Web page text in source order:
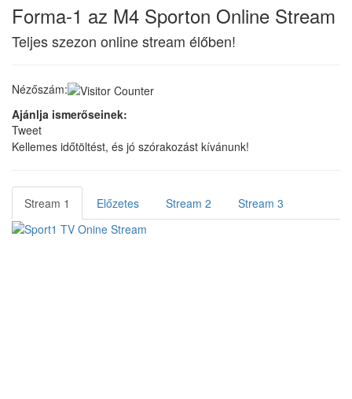
Forma-1 az M4 Sporton Online Stream
Teljes szezon online stream élőben!
Nézőszám:
Ajánlja ismerőseinek:
Tweet
Kellemes időtöltést, és jó szórakozást kívánunk!
Stream 1 Előzetes Stream 2 Stream 3